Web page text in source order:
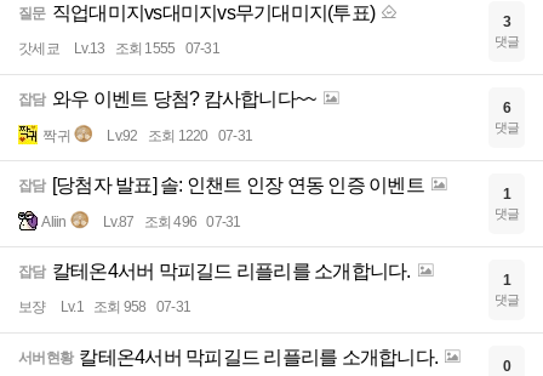
질문 직업대미지vs대미지vs무기대미지(투표)
갓세쿄 Lv.13 조회 1555 07-31
3
댓글
잡담 와우 이벤트 당첨? 캄사합니다~~
짝귀 Lv.92 조회 1220 07-31
6
댓글
잡담 [당첨자 발표] 솔: 인챈트 인장 연동 인증 이벤트
Aliin Lv.87 조회 496 07-31
1
댓글
잡담 칼테온4서버 막피길드 리플리를 소개합니다.
보쟝 Lv.1 조회 958 07-31
1
댓글
서버현황 칼테온4서버 막피길드 리플리를 소개합니다. 0